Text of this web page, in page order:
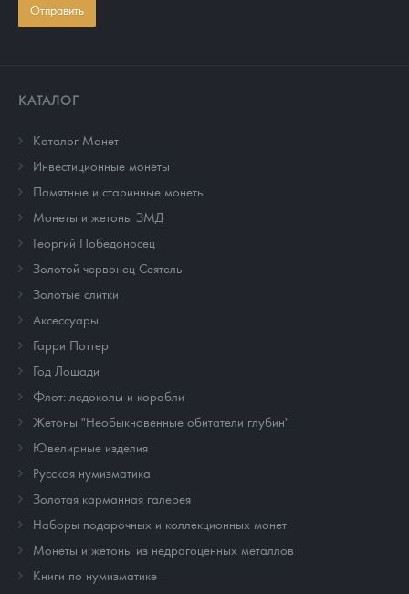
Отправить
КАТАЛОГ
Каталог Монет
Инвестиционные монеты
Памятные и старинные монеты
Монеты и жетоны ЗМД
Георгий Победоносец
Золотой червонец Сеятель
Золотые слитки
Аксессуары
Гарри Поттер
Год Лошади
Флот: ледоколы и корабли
Жетоны "Необыкновенные обитатели глубин"
Ювелирные изделия
Русская нумизматика
Золотая карманная галерея
Наборы подарочных и коллекционных монет
Монеты и жетоны из недрагоценных металлов
Книги по нумизматике